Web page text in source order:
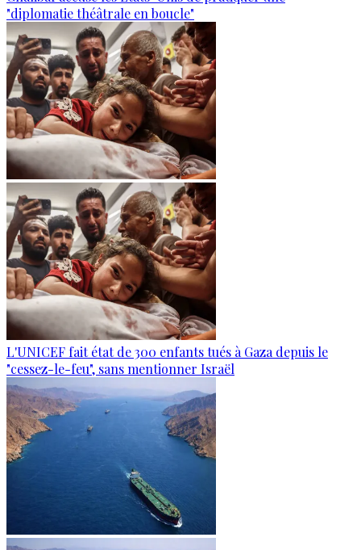
"diplomatie théâtrale en boucle"
L'UNICEF fait état de 300 enfants tués à Gaza depuis le
"cessez-le-feu", sans mentionner Israël